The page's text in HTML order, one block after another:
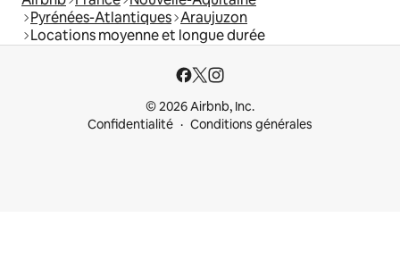
Pyrénées-Atlantiques Araujuzon
Locations moyenne et longue durée
© 2026 Airbnb, Inc.
Confidentialité
Conditions générales